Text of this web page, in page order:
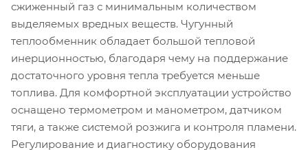
сжиженный газ с минимальным количеством
выделяемых вредных веществ. Чугунный
теплообменник обладает большой тепловой
инерционностью, благодаря чему на поддержание
достаточного уровня тепла требуется меньше
топлива. Для комфортной эксплуатации устройство
оснащено термометром и манометром, датчиком
тяги, а также системой розжига и контроля пламени.
Регулирование и диагностику оборудования